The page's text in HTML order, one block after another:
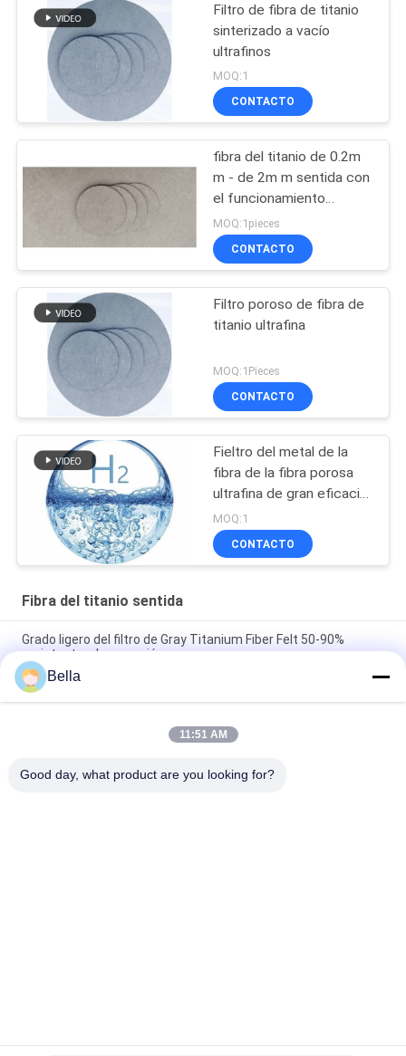
Filtro de fibra de titanio
sinterizado a vacío
ultrafinos
MOQ:1
CONTACTO
fibra del titanio de 0.2m
m - de 2m m sentida con
el funcionamiento
dinámico flúido
MOQ:1pieces
CONTACTO
Filtro poroso de fibra de
titanio ultrafina
MOQ:1Pieces
CONTACTO
Fieltro del metal de la
fibra de la fibra porosa
ultrafina de gran eficacia
del fieltro y del titanio
MOQ:1
CONTACTO
Fibra del titanio sentida
Grado ligero del filtro de Gray Titanium Fiber Felt 50-90%
resistente a la corrosión
Filtro poroso de fibra de titanio ultrafina PTL/GDL Materiales
en energía de hidrógeno PEM-WE Electrolisis de agua pura
Fabricante de fieltro de fibras metálicas porosas ultrafinas de
Bella
11:51 AM
Good day, what product are you looking for?